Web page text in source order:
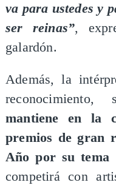
va para ustedes y
ser reinas”,
galardón.
Además, la
mantiene en la
premios de gran
Año por su tema
competirá con